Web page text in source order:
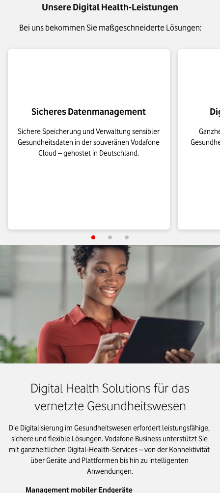
Unsere Digital Health-Leistungen
Bei uns bekommen Sie maßgeschneiderte Lösungen:
Sicheres Datenmanagement
Sichere Speicherung und Verwaltung sensibler
Gesundheitsdaten in der souveränen Vodafone
Cloud – gehostet in Deutschland.
Digital Health Solutions für das
vernetzte Gesundheitswesen
Die Digitalisierung im Gesundheitswesen erfordert leistungsfähige,
sichere und flexible Lösungen. Vodafone Business unterstützt Sie
mit ganzheitlichen Digital‑Health‑Services – von der Konnektivität
über Geräte und Plattformen bis hin zu intelligenten
Anwendungen.
Management mobiler Endgeräte